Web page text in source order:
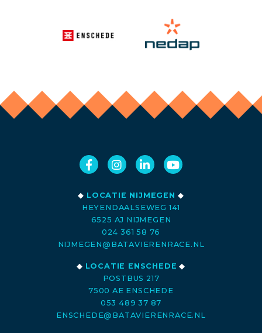
◆ LOCATIE NIJMEGEN ◆
HEYENDAALSEWEG 141
6525 AJ NIJMEGEN
024 361 58 76
NIJMEGEN@BATAVIERENRACE.NL
◆ LOCATIE ENSCHEDE ◆
POSTBUS 217
7500 AE ENSCHEDE
053 489 37 87
ENSCHEDE@BATAVIERENRACE.NL